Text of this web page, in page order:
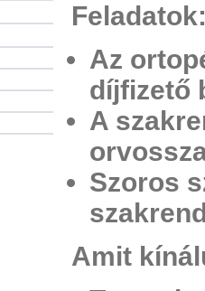
Az
díjfizető
A
Szoros
Amit